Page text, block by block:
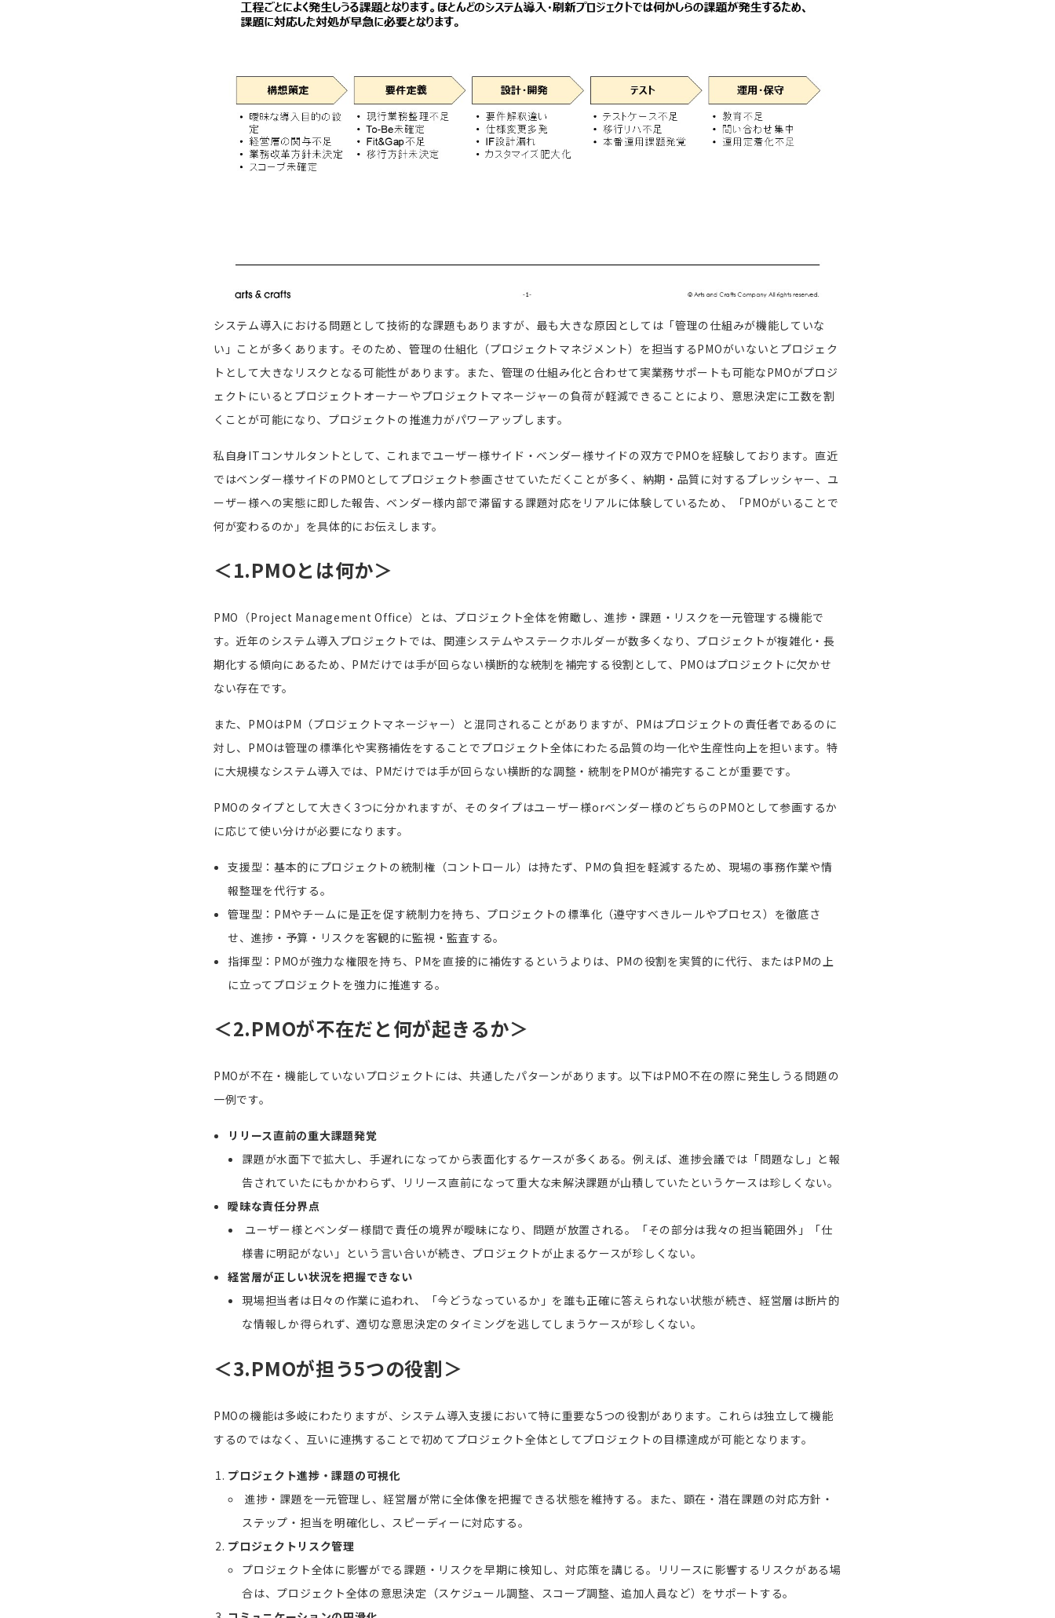
システム導入における問題として技術的な課題もありますが、最も大きな原因としては「管理の仕組みが機能していな
い」ことが多くあります。そのため、管理の仕組化（プロジェクトマネジメント）を担当するPMOがいないとプロジェク
トとして大きなリスクとなる可能性があります。また、管理の仕組み化と合わせて実業務サポートも可能なPMOがプロジ
ェクトにいるとプロジェクトオーナーやプロジェクトマネージャーの負荷が軽減できることにより、意思決定に工数を割
くことが可能になり、プロジェクトの推進力がパワーアップします。
私自身ITコンサルタントとして、これまでユーザー様サイド・ベンダー様サイドの双方でPMOを経験しております。直近
ではベンダー様サイドのPMO としてプロジェクト参画させていただくことが多く、納期・品質に対するプレッシャー、ユ
ーザー様への実態に即した報告、ベンダー様内部で滞留する課題対応をリアルに体験しているため、「PMOがいることで
何が変わるのか」を具体的にお伝えします。
＜1.PMOとは何か＞
PMO（Project Management Office）とは、プロジェクト全体を俯瞰し、進捗・課題・リスクを一元管理する機能で
す。近年のシステム導入プロジェクトでは、関連システムやステークホルダーが数多くなり、プロジェクトが複雑化・長
期化する傾向にあるため、 PMだけでは手が回らない横断的な統制を補完する役割として、PMOはプロジェクトに欠かせ
ない存在です。
また、PMOはPM （プロジェクトマネージャー）と混同されることがありますが、 PM はプロジェクトの責任者であるのに
対し、 PMOは管理の標準化や実務補佐をすることでプロジェクト全体にわたる品質の均一化や生産性向上を担います。特
に大規模なシステム導入では、 PMだけでは手が回らない横断的な調整・統制をPMOが補完することが重要です。
PMOのタイプとして大きく3つに分かれますが、そのタイプはユーザー様orベンダー様のどちらのPMOとして参画するか
に応じて使い分けが必要になります。
支援型：基本的にプロジェクトの統制権（コントロール）は持たず、PMの負担を軽減するため、現場の事務作業や情
報整理を代行する。
管理型：PMやチームに是正を促す統制力を持ち、プロジェクトの標準化（遵守すべきルールやプロセス）を徹底さ
せ、進捗・予算・リスクを客観的に監視・監査する。
指揮型：PMOが強力な権限を持ち、PMを直接的に補佐するというよりは、PMの役割を実質的に代行、またはPMの上
に立ってプロジェクトを強力に推進する。
＜2.PMOが不在だと何が起きるか＞
PMOが不在・機能していないプロジェクトには、共通したパターンがあります。以下はPMO不在の際に発生しうる問題の
一例です。
リリース直前の重大課題発覚
課題が水面下で拡大し、手遅れになってから表面化するケースが多くある。例えば、進捗会議では「問題なし」と報
告されていたにもかかわらず、リリース直前になって重大な未解決課題が山積していたというケースは珍しくない。
曖昧な責任分界点
ユーザー様とベンダー様間で責任の境界が曖昧になり、問題が放置される。「その部分は我々の担当範囲外」「仕
様書に明記がない」という言い合いが続き、プロジェクトが止まるケースが珍しくない。
経営層が正しい状況を把握できない
現場担当者は日々の作業に追われ、「今どうなっているか」を誰も正確に答えられない状態が続き、経営層は断片的
な情報しか得られず、適切な意思決定のタイミングを逃してしまうケースが珍しくない。
＜3.PMOが担う5つの役割＞
PMOの機能は多岐にわたりますが、システム導入支援において特に重要な5つの役割があります。これらは独立して機能
するのではなく、互いに連携することで初めてプロジェクト全体としてプロジェクトの目標達成が可能となります。
プロジェクト進捗・課題の可視化
進捗・課題を一元管理し、経営層が常に全体像を把握できる状態を維持する。また、顕在・潜在課題の対応方針・
ステップ・担当を明確化し、スピーディーに対応する。
プロジェクトリスク管理
プロジェクト全体に影響がでる課題・リスクを早期に検知し、対応策を講じる。リリースに影響するリスクがある場
合は、プロジェクト全体の意思決定（スケジュール調整、スコープ調整、追加人員など）をサポートする。